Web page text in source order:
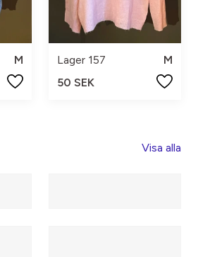
M
Lager 157
M
50 SEK
Visa alla